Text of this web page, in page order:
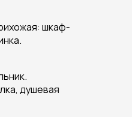
шкаф-
душевая